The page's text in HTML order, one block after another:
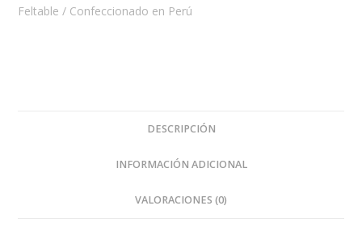
Feltable / Confeccionado en Perú
DESCRIPCIÓN
INFORMACIÓN ADICIONAL
VALORACIONES (0)